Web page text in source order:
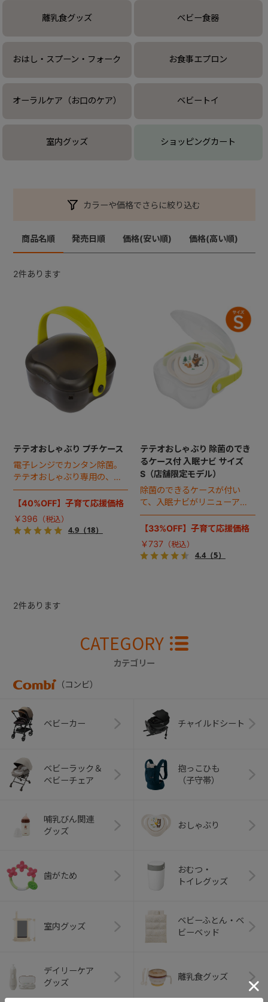
離乳食グッズ ベビー食器
おはし・スプーン・フォーク お食事エプロン
オーラルケア（お口のケア） ベビートイ
室内グッズ ショッピングカート
カラーや価格でさらに絞り込む
商品名順 発売日順 価格(安い順) 価格(高い順)
2件あります
テテオおしゃぶり プチケース
電子レンジでカンタン除菌。
テテオおしゃぶり専用の、お
でかけに便利なプチケースで
す。
【40%OFF】子育て応援価格
￥396
4.9（18）
テテオおしゃぶり 除菌のでき
るケース付 入眠ナビ サイズ
S（店舗限定モデル）
除菌のできるケースが付い
て、入眠ナビがリニューア
ル！
【33%OFF】子育て応援価格
￥737
4.4（5）
2件あります
CATEGORY
カテゴリー
（コンビ）
ベビーカー チャイルドシート
ベビーラック＆
ベビーチェア
抱っこひも
（子守帯）
哺乳びん関連
グッズ
おしゃぶり
歯がため
おむつ・
トイレグッズ
室内グッズ
ベビーふとん・ベ
ビーベッド
デイリーケア
グッズ
離乳食グッズ